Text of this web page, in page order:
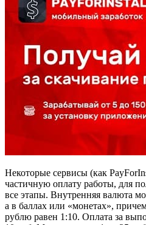
Некоторые сервисы (как
частичную оплату работы, для
все этапы. Внутренняя валюта
а в баллах или «монетах»,
рублю равен 1:10. Оплата за